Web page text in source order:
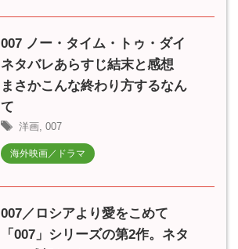
007 ノー・タイム・トゥ・ダイ
ネタバレあらすじ結末と感想
まさかこんな終わり方するなん
て
洋画, 007
海外映画／ドラマ
007／ロシアより愛をこめて
「007」シリーズの第2作。ネタ